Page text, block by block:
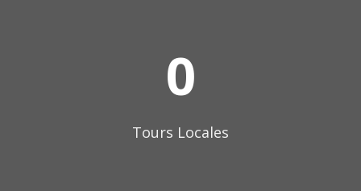
0
Tours Locales